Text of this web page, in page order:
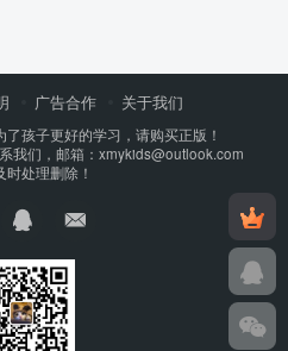
广告合作 关于我们
孩子更好的学习，请购买正版！
我们，邮箱：xmykids@outlook.com
时处理删除！